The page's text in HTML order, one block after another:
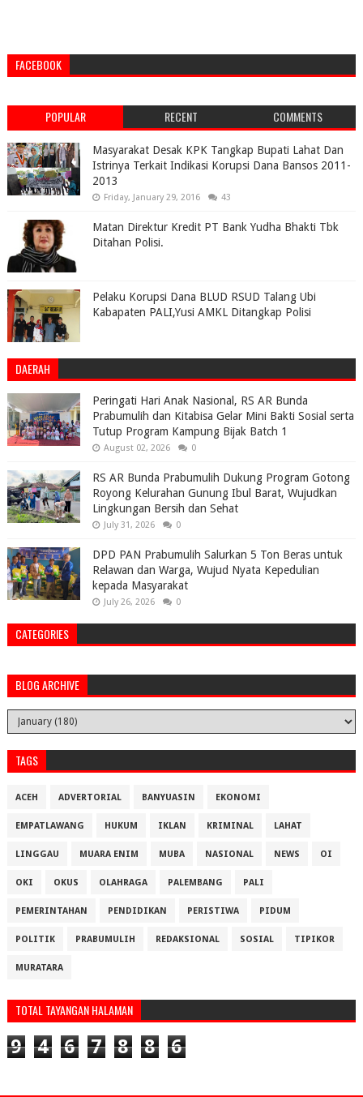
FACEBOOK
POPULAR RECENT COMMENTS
Masyarakat Desak KPK Tangkap Bupati Lahat Dan
Istrinya Terkait Indikasi Korupsi Dana Bansos 2011-
2013
Friday, January 29, 2016 43
Matan Direktur Kredit PT Bank Yudha Bhakti Tbk
Ditahan Polisi.
Pelaku Korupsi Dana BLUD RSUD Talang Ubi
Kabapaten PALI,Yusi AMKL Ditangkap Polisi
DAERAH
Peringati Hari Anak Nasional, RS AR Bunda
Prabumulih dan Kitabisa Gelar Mini Bakti Sosial serta
Tutup Program Kampung Bijak Batch 1
August 02, 2026 0
RS AR Bunda Prabumulih Dukung Program Gotong
Royong Kelurahan Gunung Ibul Barat, Wujudkan
Lingkungan Bersih dan Sehat
July 31, 2026 0
DPD PAN Prabumulih Salurkan 5 Ton Beras untuk
Relawan dan Warga, Wujud Nyata Kepedulian
kepada Masyarakat
July 26, 2026 0
CATEGORIES
BLOG ARCHIVE
TAGS
ACEH ADVERTORIAL BANYUASIN EKONOMI
EMPATLAWANG HUKUM IKLAN KRIMINAL LAHAT
LINGGAU MUARA ENIM MUBA NASIONAL NEWS OI
OKI OKUS OLAHRAGA PALEMBANG PALI
PEMERINTAHAN PENDIDIKAN PERISTIWA PIDUM
POLITIK PRABUMULIH REDAKSIONAL SOSIAL TIPIKOR
MURATARA
TOTAL TAYANGAN HALAMAN
9 4 6 7 8 8 6